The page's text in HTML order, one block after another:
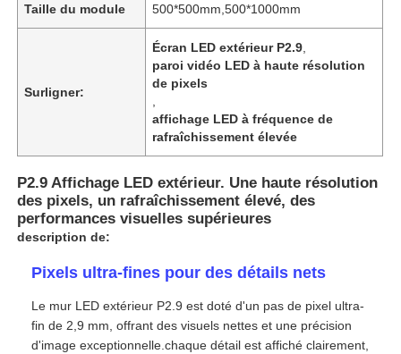
Accueil
Taille du module 500*500mm,500*1000mm
Surligner:
Écran LED extérieur P2.9
paroi vidéo LED à haute résolution
de pixels
affichage LED à fréquence de
rafraîchissement élevée
P2.9 Affichage LED extérieur. Une haute résolution
des pixels, un rafraîchissement élevé, des
performances visuelles supérieures
description de:
Pixels ultra-fines pour des détails nets
Le mur LED extérieur P2.9 est doté d'un pas de pixel ultra-
fin de 2,9 mm, offrant des visuels nettes et une précision
d'image exceptionnelle.chaque détail est affiché clairement,